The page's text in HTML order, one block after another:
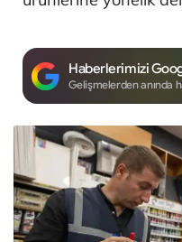
Haberlerimizi
Gelişmelerden anında